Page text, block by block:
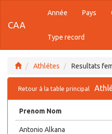
CAA
Année Pays
Type record
Athlétes Resultats
Retour à la table principal
Prenom Nom
Antonio Alkana